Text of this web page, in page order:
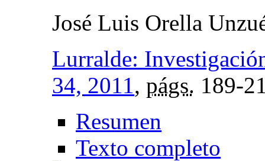
José Luis Orella
Lurralde:
34, 2011, págs. 189-
Resumen
Texto completo